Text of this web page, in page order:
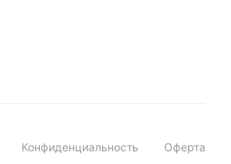
Конфиденциальность Оферта